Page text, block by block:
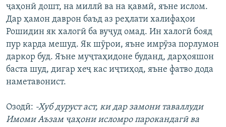
ҷаҳонӣ дошт, на миллӣ ва на қавмӣ, яъне ислом.
Дар ҳамон даврон баъд аз реҳлати халифаҳои
Рошидин як халогӣ ба вуҷуд омад. Ин халогӣ бояд
пур карда мешуд. Як шӯрои, яъне имрӯза порлумон
даркор буд. Яъне муҷтаҳидоне буданд, дарҳояшон
баста шуд, дигар хеҷ кас иҷтиҳод, яъне фатво дода
наметавонист.
Озодӣ: -Хуб дуруст аст, ки дар замони таваллуди
Имоми Аъзам ҷаҳони исломро парокандагӣ ва